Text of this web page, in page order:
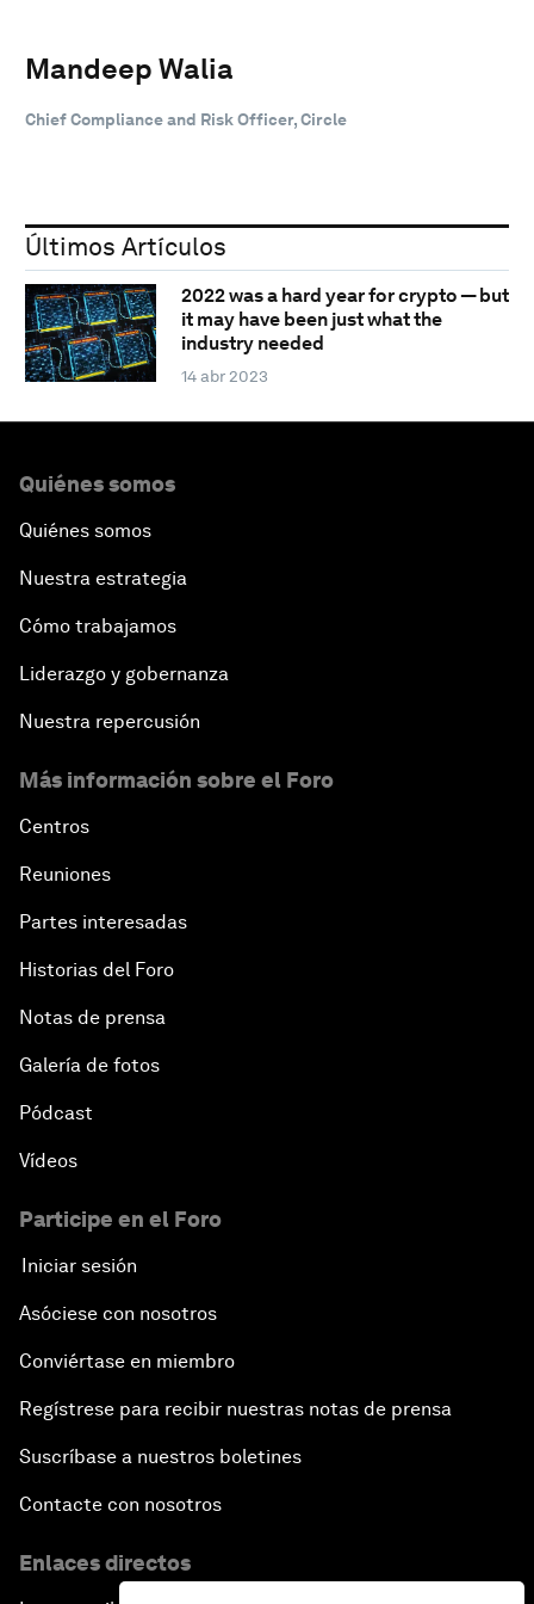
Mandeep Walia
Chief Compliance and Risk Officer, Circle
Últimos Artículos
2022 was a hard year for crypto — but
it may have been just what the
industry needed
14 abr 2023
Quiénes somos
Quiénes somos
Nuestra estrategia
Cómo trabajamos
Liderazgo y gobernanza
Nuestra repercusión
Más información sobre el Foro
Centros
Reuniones
Partes interesadas
Historias del Foro
Notas de prensa
Galería de fotos
Pódcast
Vídeos
Participe en el Foro
Iniciar sesión
Asóciese con nosotros
Conviértase en miembro
Regístrese para recibir nuestras notas de prensa
Suscríbase a nuestros boletines
Contacte con nosotros
Enlaces directos